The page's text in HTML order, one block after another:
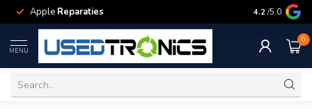
Apple Reparaties Samsung
4.2 /5.0
MENU
0